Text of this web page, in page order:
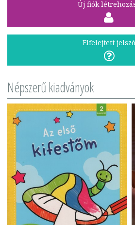
Új fiók
Elfelejtett jelszó
Népszerű kiadványok